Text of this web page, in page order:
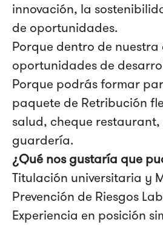
innovación, la
de oportunidades.
Porque dentro de
oportunidades de
Porque podrás formar
paquete de Retribución
salud, cheque restaurant,
guardería.
¿Qué nos gustaría que
Titulación universitaria y
Prevención de Riesgos
Experiencia en posición